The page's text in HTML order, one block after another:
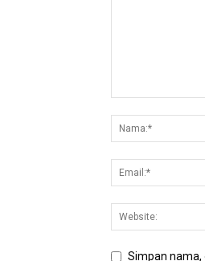
Simpan nama,